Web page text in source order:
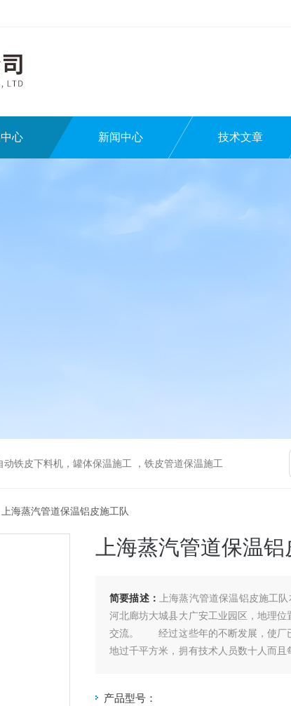
心 新闻中心 技术文章
铁皮下料机，罐体保温施工 ，铁皮管道保温施工
海蒸汽管道保温铝皮施工队
上海蒸汽管道保温
简要描述：
上海蒸汽管道保温铝皮施工
河北廊坊大城县大广安工业园区，地理
交流。 经过这些年的不断发展，使厂
地过千平方米，拥有技术人员数十人而
产品型号：